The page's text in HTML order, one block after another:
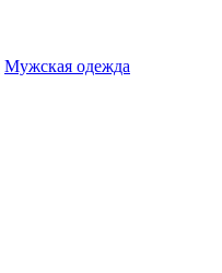
Мужская одежда